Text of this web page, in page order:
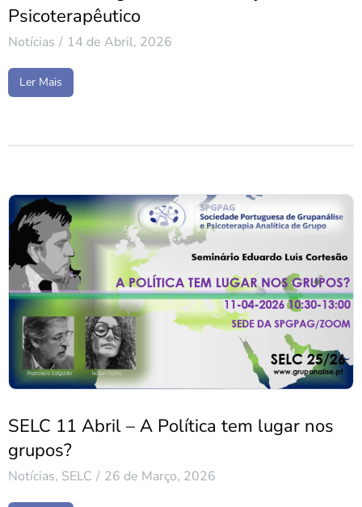
Psicoterapêutico
Notícias 14 de Abril, 2026
Ler Mais
SELC 11 Abril – A Política tem lugar nos
grupos?
Notícias, SELC 26 de Março, 2026